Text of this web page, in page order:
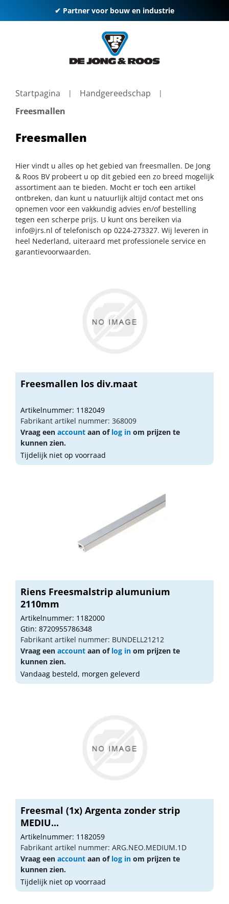
✔ Partner voor bouw en industrie
Startpagina
Handgereedschap
Freesmallen
Freesmallen
Hier vindt u alles op het gebied van freesmallen. De Jong
& Roos BV probeert u op dit gebied een zo breed mogelijk
assortiment aan te bieden. Mocht er toch een artikel
ontbreken, dan kunt u natuurlijk altijd contact met ons
opnemen voor een vakkundig advies en/of bestelling
tegen een scherpe prijs. U kunt ons bereiken via
info@jrs.nl of telefonisch op 0224-273327. Wij leveren in
heel Nederland, uiteraard met professionele service en
garantievoorwaarden.
Freesmallen los div.maat
Artikelnummer: 1182049
Fabrikant artikel nummer: 368009
Vraag een account aan of log in om prijzen te
kunnen zien.
Tijdelijk niet op voorraad
Riens Freesmalstrip alumunium
2110mm
Artikelnummer: 1182000
Gtin: 8720955786348
Fabrikant artikel nummer: BUNDELL21212
Vraag een account aan of log in om prijzen te
kunnen zien.
Vandaag besteld, morgen geleverd
Freesmal (1x) Argenta zonder strip
MEDIU...
Artikelnummer: 1182059
Fabrikant artikel nummer: ARG.NEO.MEDIUM.1D
Vraag een account aan of log in om prijzen te
kunnen zien.
Tijdelijk niet op voorraad